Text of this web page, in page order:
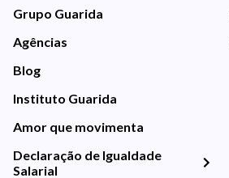
Grupo Guarida
Agências
Blog
Instituto Guarida
Amor que movimenta
Declaração de Igualdade
Salarial